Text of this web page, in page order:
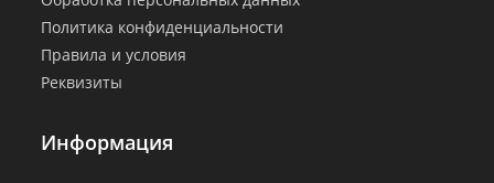
Политика конфиденциальности
Правила и условия
Реквизиты
Информация